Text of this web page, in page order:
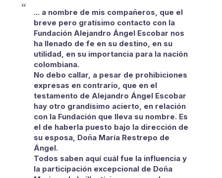
... a nombre de mis compañeros, que el
breve pero gratísimo contacto con la
Fundación Alejandro Ángel Escobar nos
ha llenado de fe en su destino, en su
utilidad, en su importancia para la nación
colombiana.
No debo callar, a pesar de prohibiciones
expresas en contrario, que en el
testamento de Alejandro Ángel Escobar
hay otro grandísimo acierto, en relación
con la Fundación que lleva su nombre. Es
el de haberla puesto bajo la dirección de
su esposa, Doña María Restrepo de
Ángel.
Todos saben aquí cuál fue la influencia y
la participación excepcional de Doña